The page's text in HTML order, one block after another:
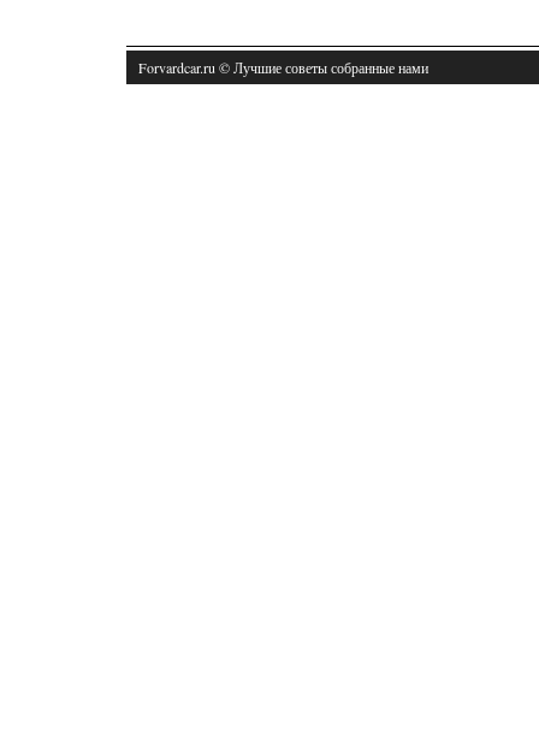
Forvardcar.ru © Лучшие советы собранные нами